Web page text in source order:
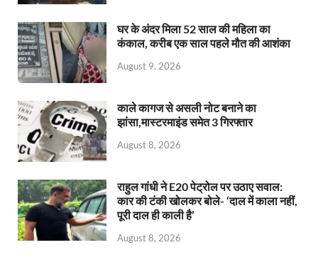
घर के अंदर मिला 52 साल की महिला का
कंकाल, करीब एक साल पहले मौत की आशंका
August 9, 2026
काले कागज से असली नोट बनाने का
झांसा,मास्टरमाइंड समेत 3 गिरफ्तार
August 8, 2026
राहुल गांधी ने E20 पेट्रोल पर उठाए सवाल:
कार की टंकी खोलकर बोले- ‘दाल में काला नहीं,
पूरी दाल ही काली है’
August 8, 2026